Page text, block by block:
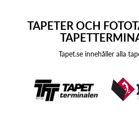
TAPETER OCH
Tapet.se innehåller alla